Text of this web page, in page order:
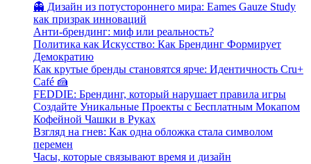
👻 Дизайн из потустороннего мира: Eames Gauze Study
как призрак инноваций
Анти-брендинг: миф или реальность?
Политика как Искусство: Как Брендинг Формирует
Демократию
Как крутые бренды становятся ярче: Идентичность Cru+
Café 🍰
FEDDIE: Брендинг, который нарушает правила игры
Создайте Уникальные Проекты с Бесплатным Мокапом
Кофейной Чашки в Руках
Взгляд на гнев: Как одна обложка стала символом
перемен
Часы, которые связывают время и дизайн